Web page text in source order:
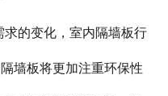
求的变化，室内隔墙板行
墙板将更加注重环保性